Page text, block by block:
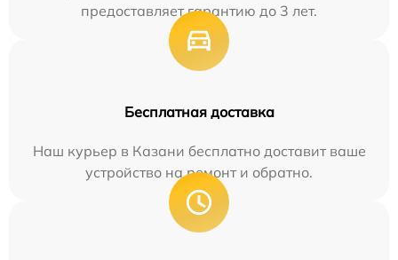
предоставляет гарантию до 3 лет.
Бесплатная доставка
Наш курьер в Казани бесплатно доставит ваше
устройство на ремонт и обратно.